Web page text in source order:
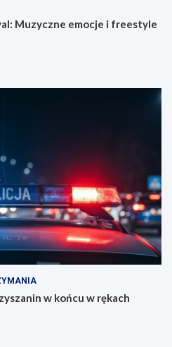
Muzyczne emocje i freestyle
w końcu w rękach